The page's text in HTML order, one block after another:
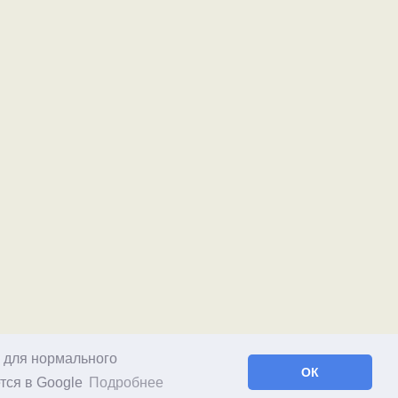
нормального
в Google
Подробнее
ОК